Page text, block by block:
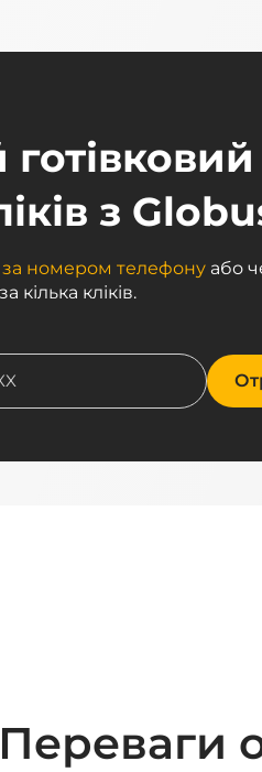
з
за номером телефону або
кілька кліків.
Переваги